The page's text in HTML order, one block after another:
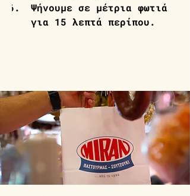
Ψήνουμε σε μέτρια φωτιά
για 15 λεπτά περίπου.